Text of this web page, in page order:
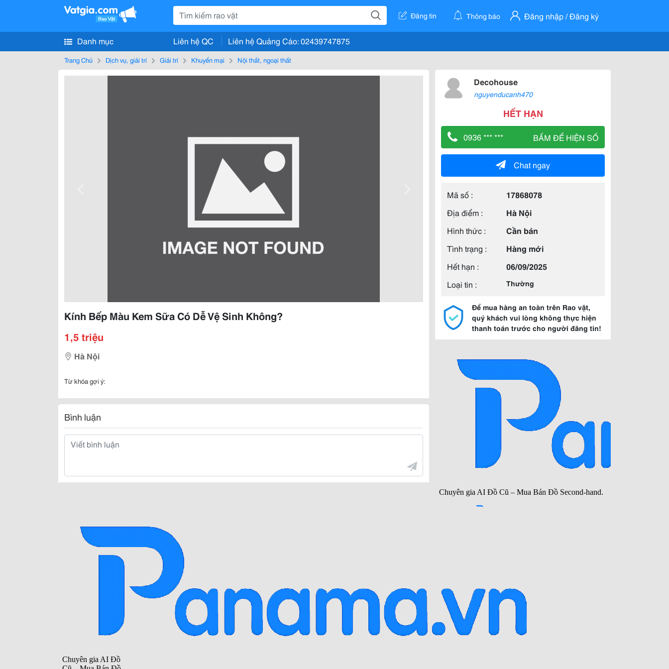
Đăng tin Thông báo Đăng nhập / Đăng ký
Danh mục Liên hệ QC Liên hệ Quảng Cáo: 02439747875
Trang Chủ Dịch vụ, giải trí Giải trí Khuyến mại Nội thất, ngoại thất
Kính Bếp Màu Kem Sữa Có Dễ Vệ Sinh Không?
1,5 triệu
Hà Nội
Từ khóa gợi ý:
Bình luận
Decohouse
nguyenducanh470
HẾT HẠN
0936 *** *** BẤM ĐỂ HIỆN SỐ
Chat ngay
Mã số :
17868078
Địa điểm :
Hà Nội
Hình thức :
Cần bán
Tình trạng :
Hàng mới
Hết hạn :
06/09/2025
Loại tin :
Thường
Để mua hàng an toàn trên Rao vặt,
quý khách vui lòng không thực hiện
thanh toán trước cho người đăng tin!